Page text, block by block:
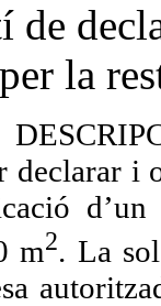
de
la
declarar
m2. La